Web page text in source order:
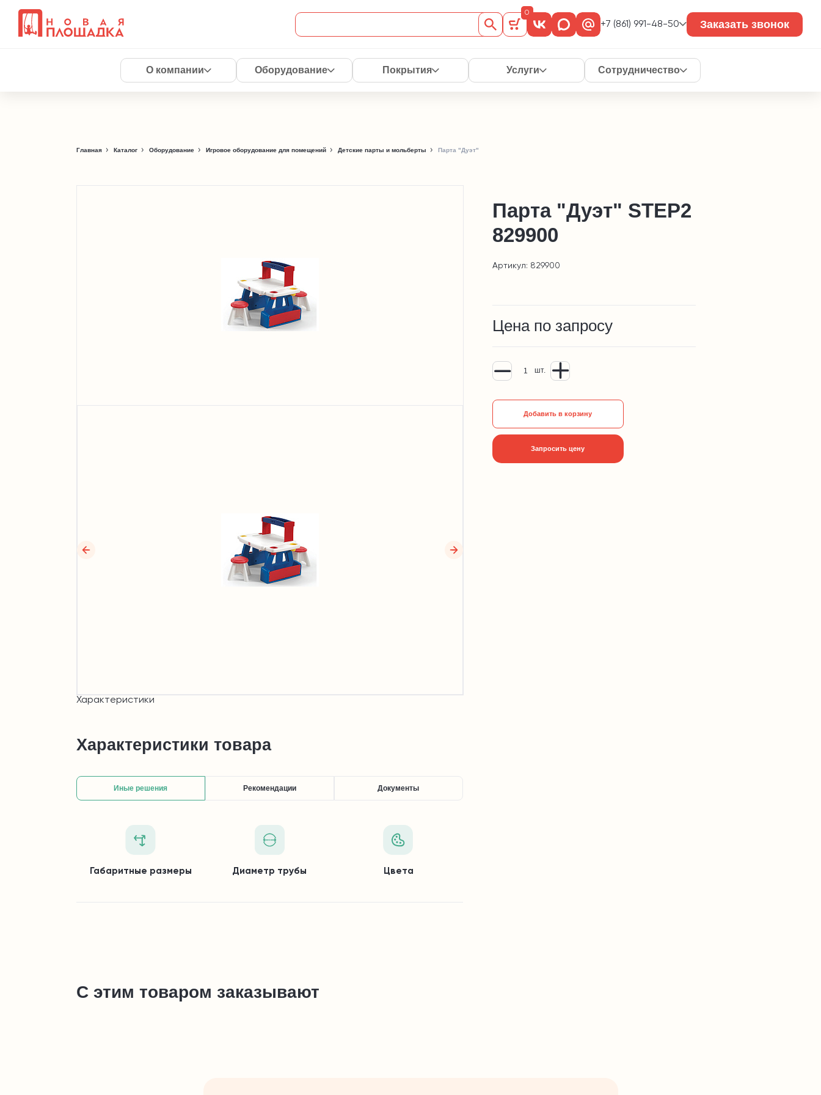
0
+7 (861) 991-48-50 Заказать звонок
О компании Оборудование Покрытия Услуги Сотрудничество
Главная Каталог Оборудование Игровое оборудование для помещений Детские парты и мольберты Парта "Дуэт"
Парта "Дуэт" STEP2
829900
Артикул: 829900
Цена по запросу
шт.
Добавить в корзину
Запросить цену
Характеристики
Характеристики товара
Иные решения Рекомендации Документы
Габаритные размеры Диаметр трубы Цвета
С этим товаром заказывают